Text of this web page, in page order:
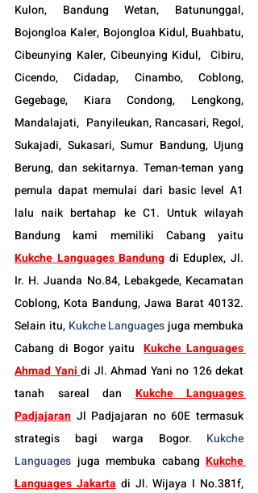
Kulon, Bandung Wetan, Batununggal,
Bojongloa Kaler, Bojongloa Kidul, Buahbatu,
Cibeunying Kaler, Cibeunying Kidul,  Cibiru,
Cicendo, Cidadap, Cinambo, Coblong,
Gegebage, Kiara Condong, Lengkong,
Mandalajati,  Panyileukan, Rancasari, Regol,
Sukajadi, Sukasari, Sumur Bandung, Ujung
Berung, dan sekitarnya. Teman-teman yang
pemula dapat memulai dari basic level A1
lalu naik bertahap ke C1. Untuk wilayah
Kukche Languages Bandung di Eduplex, Jl.
Ir. H. Juanda No.84, Lebakgede, Kecamatan
Coblong, Kota Bandung, Jawa Barat 40132.
Selain itu, Kukche Languages juga membuka
Cabang di Bogor yaitu Kukche Languages
Ahmad Yani di Jl. Ahmad Yani no 126 dekat
tanah sareal dan Kukche Languages
Padjajaran Jl Padjajaran no 60E termasuk
strategis bagi warga Bogor. Kukche
Languages juga membuka cabang Kukche
Languages Jakarta di Jl. Wijaya I No.381f,